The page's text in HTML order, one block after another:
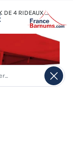
D'ANGLE DE 2,15M POUR BARNUM PLIANT DE 4X4M, 4X6M OU 4X8M